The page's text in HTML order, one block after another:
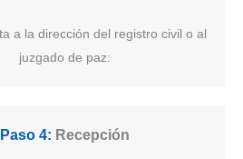
a la dirección del registro civil o al
juzgado de paz:
Paso 4: Recepción